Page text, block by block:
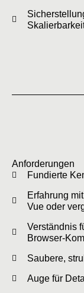
Anforderungen
Fundierte
Erfahrung
Vue oder
Verständnis
Browser-
Saubere,
Auge für